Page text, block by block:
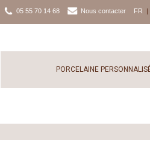
05 55 70 14 68 Nous contacter FR |
PORCELAINE